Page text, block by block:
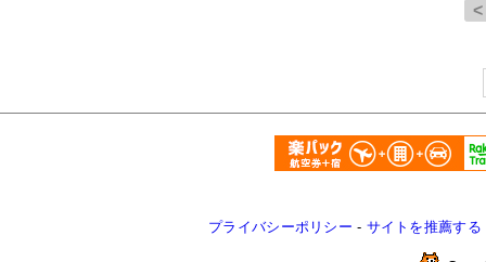
プライバシーポリシー - サイトを推薦する